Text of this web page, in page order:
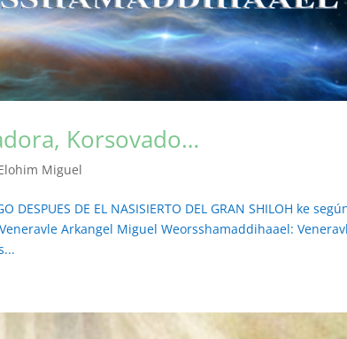
Korsovado…
Miguel
DESPUES DE EL NASISIERTO DEL GRAN SHILOH ke
Arkangel Miguel Weorsshamaddihaael: